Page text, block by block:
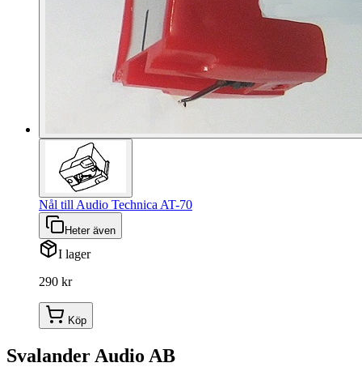
Nål till Audio Technica AT-70
Heter även
I lager
290 kr
Köp
Svalander Audio AB